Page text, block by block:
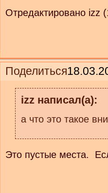
Отредактировано izz
Поделиться
izz написал(а):
а что это такое
Это пустые места.